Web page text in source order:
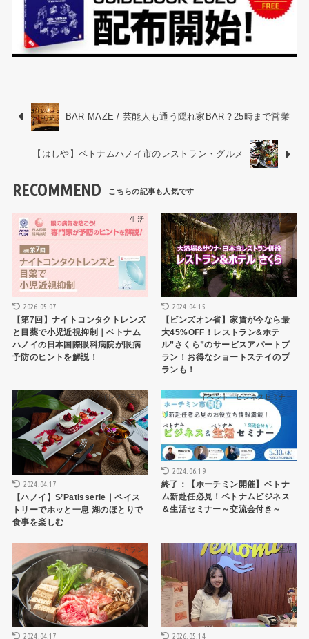
BAR MAZE / 芸能人も通う隠れ家BAR？25時まで営業
【はしや】ベトナムハノイ市のレストラン・グルメ
RECOMMEND
生活
2026.05.07
【第7回】ナイトコンタクトレンズ
と目薬で小児近視抑制｜ベトナム
ハノイの日本国際眼科病院が眼病
予防のヒントを解説！
住居サービス
2024.04.15
【ビンズオン省】家賃が今なら最
大45%OFF！レストラン&ホテ
ル”さくら”のサービスアパートプ
ラン！お得なショートステイのプ
ランも！
ハノイレストラン
2024.04.17
【ハノイ】S’Patisserie｜ペイス
トリーでホッと一息 湖のほとりで
食事を楽しむ
イベント・ビジネスセミナー
2024.06.19
終了：【ホーチミン開催】ベトナ
ム新赴任必見！ベトナムビジネス
＆生活セミナー～交流会付き～
ハノイレストラン
2024.04.17
生活
2026.05.14